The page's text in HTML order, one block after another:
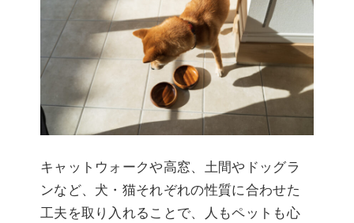
キャットウォークや高窓、土間やドッグラ
ンなど、犬・猫それぞれの性質に合わせた
工夫を取り入れることで、人もペットも心